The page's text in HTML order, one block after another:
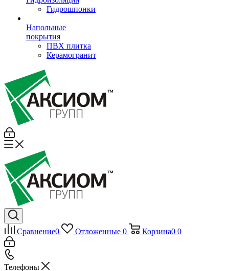
Гидрошпонки
Напольные
покрытия
ПВХ плитка
Керамогранит
Сравнение0 Отложенные 0 Корзина0 0
Телефоны